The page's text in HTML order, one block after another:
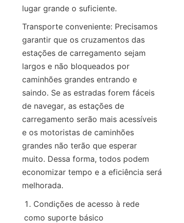
lugar grande o suficiente.
Transporte conveniente: Precisamos
garantir que os cruzamentos das
estações de carregamento sejam
largos e não bloqueados por
caminhões grandes entrando e
saindo. Se as estradas forem fáceis
de navegar, as estações de
carregamento serão mais acessíveis
e os motoristas de caminhões
grandes não terão que esperar
muito. Dessa forma, todos podem
economizar tempo e a eficiência será
melhorada.
Condições de acesso à rede
como suporte básico